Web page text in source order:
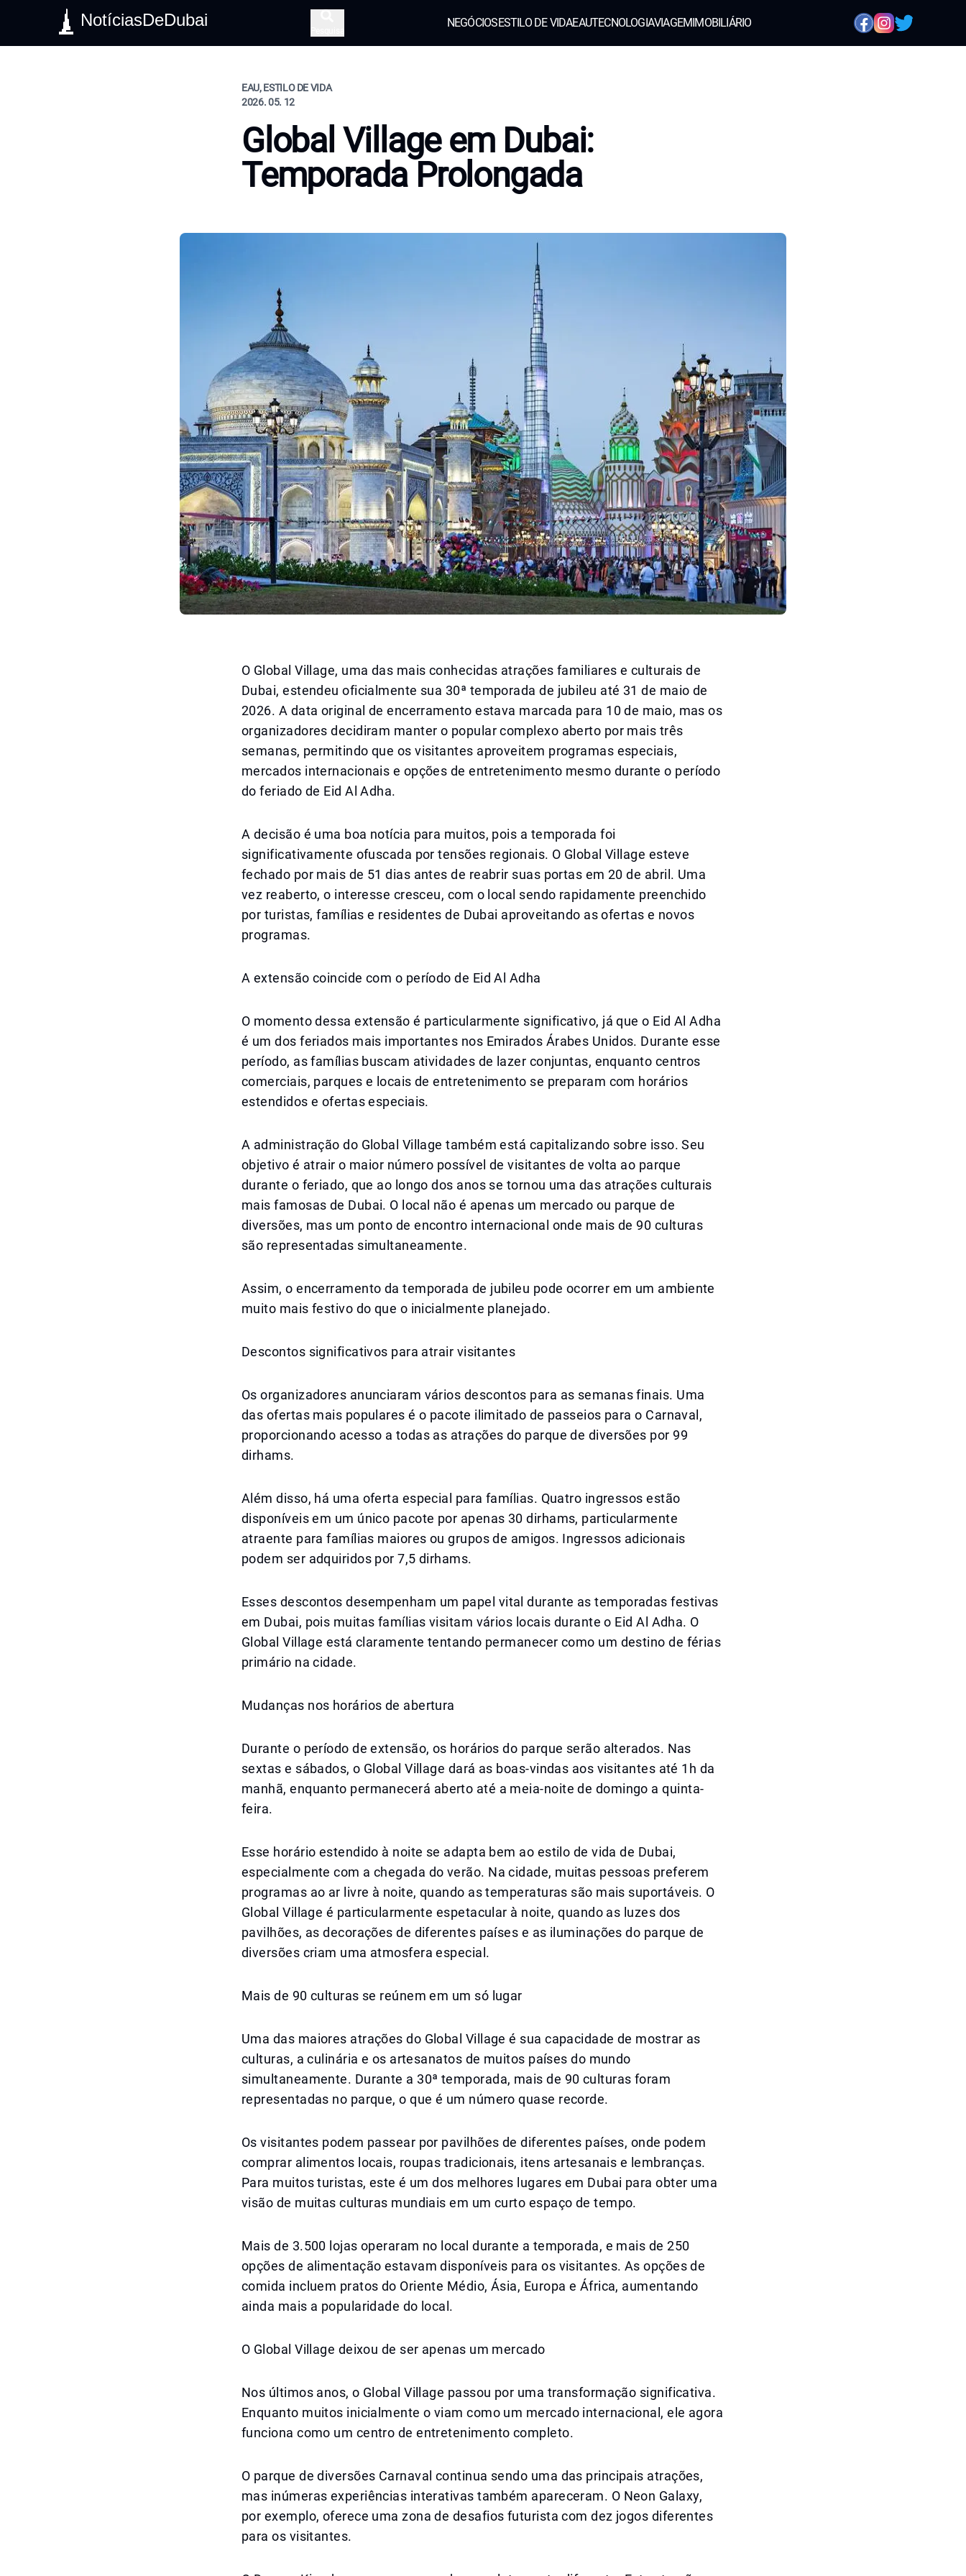
NotíciasDeDubai NEGÓCIOSESTILO DE VIDAEAUTECNOLOGIAVIAGEMIMOBILIÁRIO
EAU, ESTILO DE VIDA
2026. 05. 12
Global Village em Dubai:
Temporada Prolongada
O Global Village, uma das mais conhecidas atrações familiares e culturais de
Dubai, estendeu oficialmente sua 30ª temporada de jubileu até 31 de maio de
2026. A data original de encerramento estava marcada para 10 de maio, mas os
organizadores decidiram manter o popular complexo aberto por mais três
semanas, permitindo que os visitantes aproveitem programas especiais,
mercados internacionais e opções de entretenimento mesmo durante o período
do feriado de Eid Al Adha.
A decisão é uma boa notícia para muitos, pois a temporada foi
significativamente ofuscada por tensões regionais. O Global Village esteve
fechado por mais de 51 dias antes de reabrir suas portas em 20 de abril. Uma
vez reaberto, o interesse cresceu, com o local sendo rapidamente preenchido
por turistas, famílias e residentes de Dubai aproveitando as ofertas e novos
programas.
A extensão coincide com o período de Eid Al Adha
O momento dessa extensão é particularmente significativo, já que o Eid Al Adha
é um dos feriados mais importantes nos Emirados Árabes Unidos. Durante esse
período, as famílias buscam atividades de lazer conjuntas, enquanto centros
comerciais, parques e locais de entretenimento se preparam com horários
estendidos e ofertas especiais.
A administração do Global Village também está capitalizando sobre isso. Seu
objetivo é atrair o maior número possível de visitantes de volta ao parque
durante o feriado, que ao longo dos anos se tornou uma das atrações culturais
mais famosas de Dubai. O local não é apenas um mercado ou parque de
diversões, mas um ponto de encontro internacional onde mais de 90 culturas
são representadas simultaneamente.
Assim, o encerramento da temporada de jubileu pode ocorrer em um ambiente
muito mais festivo do que o inicialmente planejado.
Descontos significativos para atrair visitantes
Os organizadores anunciaram vários descontos para as semanas finais. Uma
das ofertas mais populares é o pacote ilimitado de passeios para o Carnaval,
proporcionando acesso a todas as atrações do parque de diversões por 99
dirhams.
Além disso, há uma oferta especial para famílias. Quatro ingressos estão
disponíveis em um único pacote por apenas 30 dirhams, particularmente
atraente para famílias maiores ou grupos de amigos. Ingressos adicionais
podem ser adquiridos por 7,5 dirhams.
Esses descontos desempenham um papel vital durante as temporadas festivas
em Dubai, pois muitas famílias visitam vários locais durante o Eid Al Adha. O
Global Village está claramente tentando permanecer como um destino de férias
primário na cidade.
Mudanças nos horários de abertura
Durante o período de extensão, os horários do parque serão alterados. Nas
sextas e sábados, o Global Village dará as boas-vindas aos visitantes até 1h da
manhã, enquanto permanecerá aberto até a meia-noite de domingo a quinta-
feira.
Esse horário estendido à noite se adapta bem ao estilo de vida de Dubai,
especialmente com a chegada do verão. Na cidade, muitas pessoas preferem
programas ao ar livre à noite, quando as temperaturas são mais suportáveis. O
Global Village é particularmente espetacular à noite, quando as luzes dos
pavilhões, as decorações de diferentes países e as iluminações do parque de
diversões criam uma atmosfera especial.
Mais de 90 culturas se reúnem em um só lugar
Uma das maiores atrações do Global Village é sua capacidade de mostrar as
culturas, a culinária e os artesanatos de muitos países do mundo
simultaneamente. Durante a 30ª temporada, mais de 90 culturas foram
representadas no parque, o que é um número quase recorde.
Os visitantes podem passear por pavilhões de diferentes países, onde podem
comprar alimentos locais, roupas tradicionais, itens artesanais e lembranças.
Para muitos turistas, este é um dos melhores lugares em Dubai para obter uma
visão de muitas culturas mundiais em um curto espaço de tempo.
Mais de 3.500 lojas operaram no local durante a temporada, e mais de 250
opções de alimentação estavam disponíveis para os visitantes. As opções de
comida incluem pratos do Oriente Médio, Ásia, Europa e África, aumentando
ainda mais a popularidade do local.
O Global Village deixou de ser apenas um mercado
Nos últimos anos, o Global Village passou por uma transformação significativa.
Enquanto muitos inicialmente o viam como um mercado internacional, ele agora
funciona como um centro de entretenimento completo.
O parque de diversões Carnaval continua sendo uma das principais atrações,
mas inúmeras experiências interativas também apareceram. O Neon Galaxy,
por exemplo, oferece uma zona de desafios futurista com dez jogos diferentes
para os visitantes.